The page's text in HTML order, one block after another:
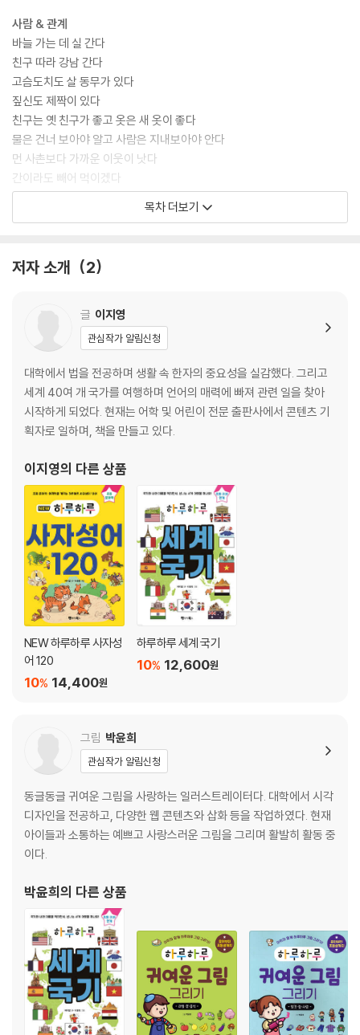
사람 & 관계
바늘 가는 데 실 간다
친구 따라 강남 간다
고슴도치도 살 동무가 있다
짚신도 제짝이 있다
친구는 옛 친구가 좋고 옷은 새 옷이 좋다
물은 건너 보아야 알고 사람은 지내보아야 안다
먼 사촌보다 가까운 이웃이 낫다
간이라도 빼어 먹이겠다
가재는 게 편
될성부른 나무는 떡잎부터 알아본다
뛰는 놈 위에 나는 놈 있다
사람은 죽으면 이름을 남기고 범은 죽으면 가죽을 남긴다
물이 너무 맑으면 고기가 아니 모인다
집에서 새는 바가지는 들에 가도 샌다
바늘 도둑이 소도둑 된다
바늘로 찔러도 피 한 방울 안 난다
새도 가지를 가려서 앉는다
익히기 1
말 & 태도
낮말은 새가 듣고 밤말은 쥐가 듣는다
발 없는 말이 천 리 간다
가는 말이 고와야 오는 말이 곱다
말 한마디에 천 냥 빚도 갚는다
말은 해야 맛이고 고기는 씹어야 맛이다
입이 열 개라도 할 말이 없다
말이란 아 해 다르고 어 해 다르다
말 속에 뜻이 있고 뼈가 있다
가루는 칠수록 고와지고 말은 할수록 거칠어진다
입은 비뚤어져도 말은 바로 해라
빈 수레가 요란하다
핑계 없는 무덤이 없다
똥 묻은 개가 겨 묻은 개 나무란다
눈 가리고 아웅
익히기 2
자라 보고 놀란 가슴 솥뚜껑 보고 놀란다
똥 누러 갈 적 마음 다르고 올 적 마음 다르다
우물에 가 숭늉 찾는다
번갯불에 콩 볶아 먹겠다
참는 자에게 복이 있다
도둑이 제 발 저리다
집이 타도 빈대 죽으니 좋다
믿는 도끼에 발등 찍힌다
목차 더보기
저자 소개 2
글 이지영
관심작가 알림신청
대학에서 법을 전공하며 생활 속 한자의 중요성을 실감했다. 그리고
세계 40여 개 국가를 여행하며 언어의 매력에 빠져 관련 일을 찾아
시작하게 되었다. 현재는 어학 및 어린이 전문 출판사에서 콘텐츠 기
획자로 일하며, 책을 만들고 있다.
이지영의 다른 상품
NEW 하루하루 사자성
어 120
14,400원
10%
하루하루 세계 국기
12,600원
10%
그림 박윤희
관심작가 알림신청
동글동글 귀여운 그림을 사랑하는 일러스트레이터다. 대학에서 시각
디자인을 전공하고, 다양한 웹 콘텐츠와 삽화 등을 작업하였다. 현재
아이들과 소통하는 예쁘고 사랑스러운 그림을 그리며 활발히 활동 중
이다.
박윤희의 다른 상품